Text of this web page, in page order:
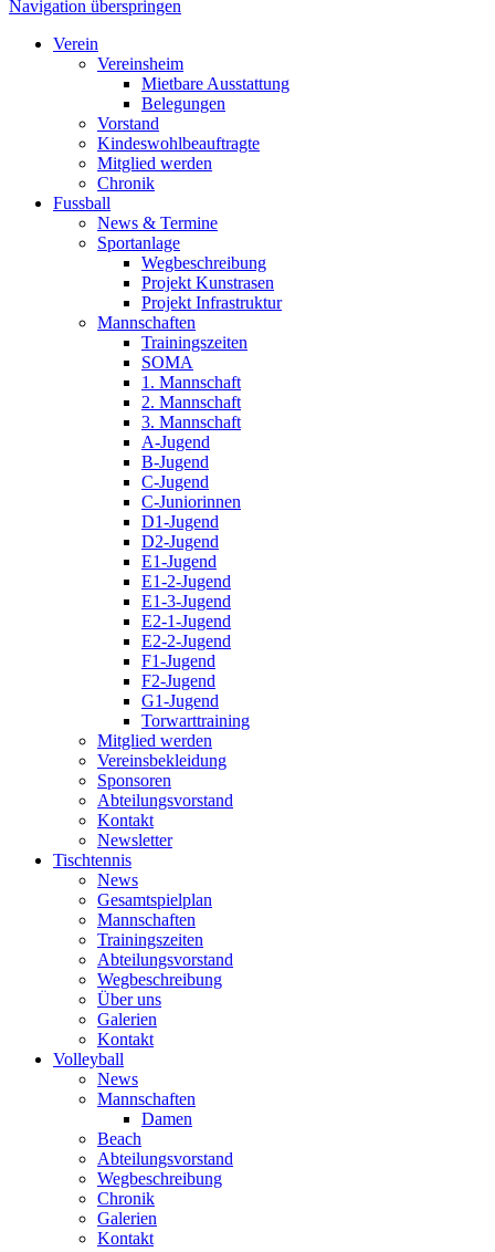
Navigation überspringen
Verein
Vereinsheim
Mietbare Ausstattung
Belegungen
Vorstand
Kindeswohlbeauftragte
Mitglied werden
Chronik
Fussball
News & Termine
Sportanlage
Wegbeschreibung
Projekt Kunstrasen
Projekt Infrastruktur
Mannschaften
Trainingszeiten
SOMA
1. Mannschaft
2. Mannschaft
3. Mannschaft
A-Jugend
B-Jugend
C-Jugend
C-Juniorinnen
D1-Jugend
D2-Jugend
E1-Jugend
E1-2-Jugend
E1-3-Jugend
E2-1-Jugend
E2-2-Jugend
F1-Jugend
F2-Jugend
G1-Jugend
Torwarttraining
Mitglied werden
Vereinsbekleidung
Sponsoren
Abteilungsvorstand
Kontakt
Newsletter
Tischtennis
News
Gesamtspielplan
Mannschaften
Trainingszeiten
Abteilungsvorstand
Wegbeschreibung
Über uns
Galerien
Kontakt
Volleyball
News
Mannschaften
Damen
Beach
Abteilungsvorstand
Wegbeschreibung
Chronik
Galerien
Kontakt